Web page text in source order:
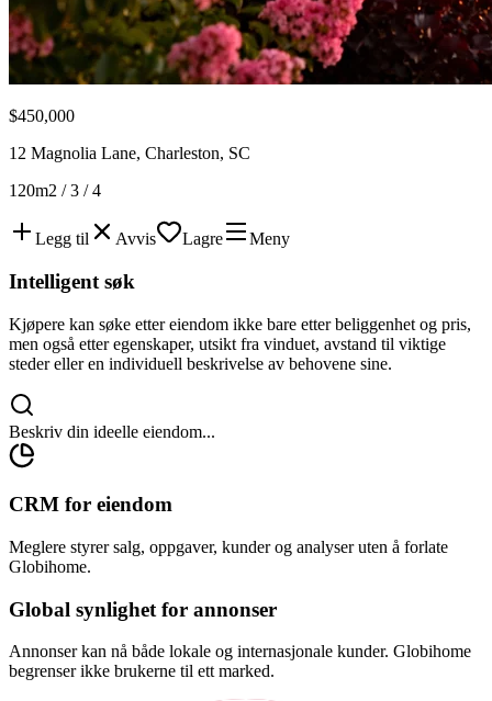
$450,000
12 Magnolia Lane, Charleston, SC
120m2 / 3 / 4
Legg til Avvis Lagre Meny
Intelligent søk
Kjøpere kan søke etter eiendom ikke bare etter beliggenhet og pris,
men også etter egenskaper, utsikt fra vinduet, avstand til viktige
steder eller en individuell beskrivelse av behovene sine.
Beskriv din ideelle eiendom...
CRM for eiendom
Meglere styrer salg, oppgaver, kunder og analyser uten å forlate
Globihome.
Global synlighet for annonser
Annonser kan nå både lokale og internasjonale kunder. Globihome
begrenser ikke brukerne til ett marked.